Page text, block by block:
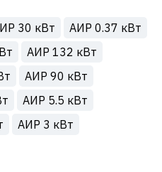
30 кВт
АИР 0.37 кВт
АИР 132 кВт
АИР 90 кВт
АИР 5.5 кВт
АИР 3 кВт